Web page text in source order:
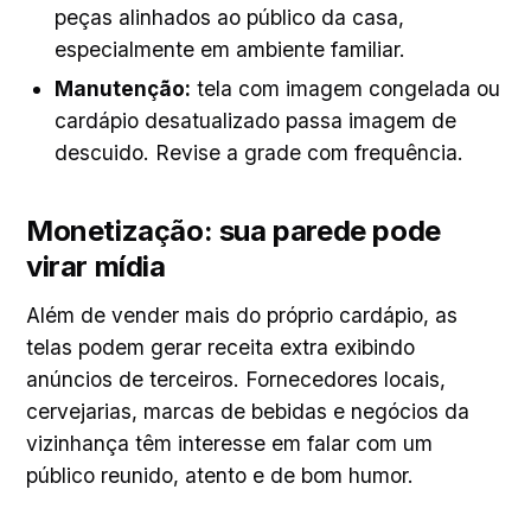
peças alinhados ao público da casa,
especialmente em ambiente familiar.
Manutenção: tela com imagem congelada ou
cardápio desatualizado passa imagem de
descuido. Revise a grade com frequência.
Monetização: sua parede pode
virar mídia
Além de vender mais do próprio cardápio, as
telas podem gerar receita extra exibindo
anúncios de terceiros. Fornecedores locais,
cervejarias, marcas de bebidas e negócios da
vizinhança têm interesse em falar com um
público reunido, atento e de bom humor.